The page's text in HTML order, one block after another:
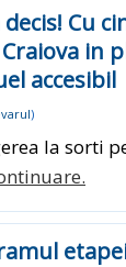
Cu
in
accesibil
)
la sorti